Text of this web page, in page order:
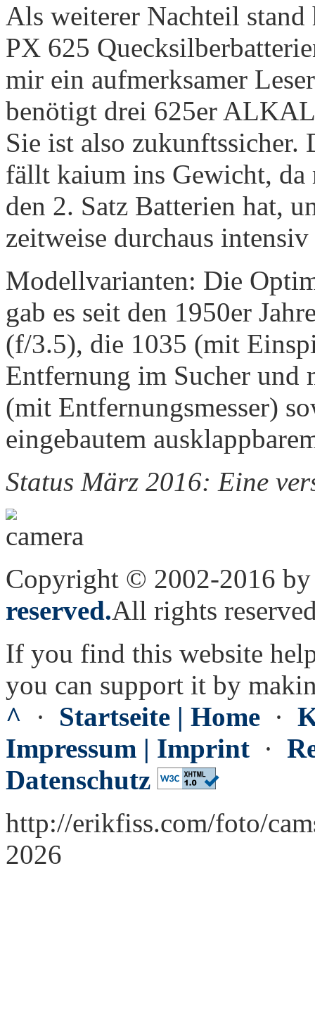
Als weiterer Nachteil
PX 625
mir ein aufmerksamer
benötigt drei 625er
Sie ist also
fällt kaium ins Gewicht, da
den 2. Satz Batterien hat,
zeitweise durchaus
Modellvarianten: Die
gab es seit den 1950er
(f/3.5), die 1035 (mit
Entfernung im Sucher und
(mit Entfernungsmesser)
eingebautem
Status März 2016: Eine
Copyright © 2002-2016
reserved.All rights
If you find this website
you can support it by
^ · Startseite | Home ·
Impressum | Imprint ·
Datenschutz
http://erikfiss.com/foto/
2026